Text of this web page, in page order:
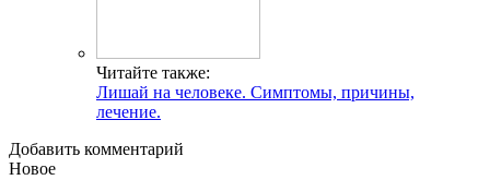
Читайте также:
Лишай на человеке. Симптомы, причины,
лечение.
Добавить комментарий
Новое